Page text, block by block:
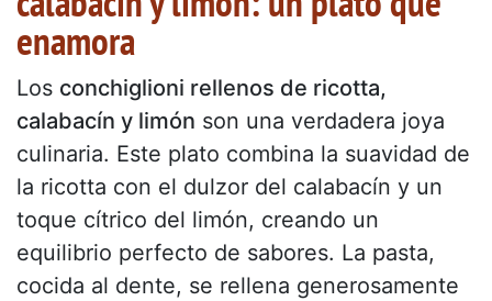
enamora
Los conchiglioni rellenos de ricotta,
calabacín y limón son una verdadera joya
culinaria. Este plato combina la suavidad de
la ricotta con el dulzor del calabacín y un
toque cítrico del limón, creando un
equilibrio perfecto de sabores. La pasta,
cocida al dente, se rellena generosamente